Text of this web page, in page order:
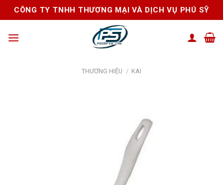
Skip
to
CÔNG TY TNHH THƯƠNG MẠI VÀ DỊCH VỤ PHÚ SỸ
THƯƠNG HIỆU / KAI